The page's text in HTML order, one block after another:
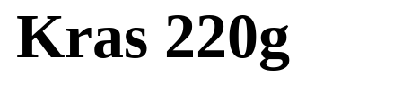
Kras 220g